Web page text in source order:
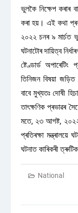
ভুলকৈ নিক্ষেপ কৰাৰ
কৰা হয়। এই কথা
২০২২ চনৰ ৯ মাৰ্চত
ঘটনাটোৰ দায়িত্ব
ষ্টেণ্ডাৰ্ড অপাৰেটিং
তিনিজন বিষয়া
বাবে মুখ্যতঃ দোষী
তাৎক্ষণিক প্ৰভাৱৰ
মতে, ২৩ আগষ্ট,
প্ৰতিৰক্ষা
ঘটনাত কাৰিকৰী
National